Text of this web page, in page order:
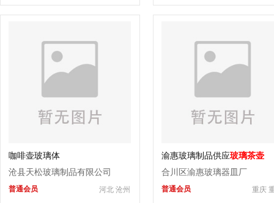
咖啡壶玻璃体
沧县天松玻璃制品有限公司
河北 沧州
普通会员
渝惠玻璃制品供应玻璃茶壶
合川区渝惠玻璃器皿厂
重庆
普通会员